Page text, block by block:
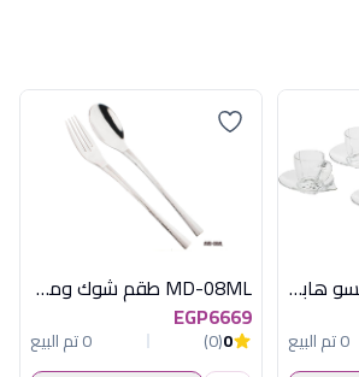
طقم 6 فنجان اسبريسو هابى
0 تم البيع
MD-08ML طقم شوك وملاعق 86 ق اكسفورد
EGP6669
0
(0)
0 تم البيع